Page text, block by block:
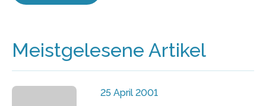
Meistgelesene Artikel
25 April 2001